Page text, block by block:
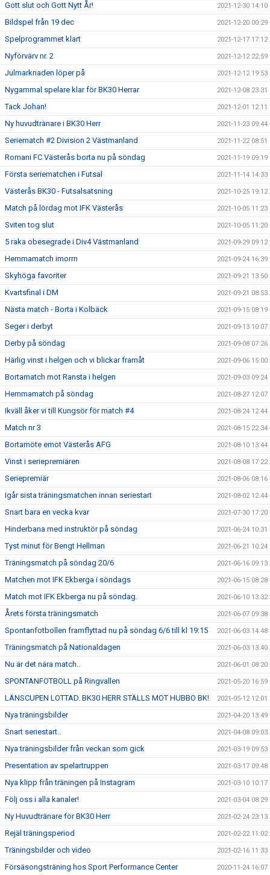
Gott slut och Gott Nytt År! 2021-12-30 14:10
Bildspel från 19 dec 2021-12-20 00:29
Spelprogrammet klart 2021-12-17 17:12
Nyförvärv nr. 2 2021-12-12 22:59
Julmarknaden löper på 2021-12-12 19:53
Nygammal spelare klar för BK30 Herrar 2021-12-08 23:31
Tack Johan! 2021-12-01 12:11
Ny huvudtränare i BK30 Herr 2021-11-23 09:44
Seriematch #2 Division 2 Västmanland 2021-11-22 08:51
Romani FC Västerås borta nu på söndag 2021-11-19 09:19
Första seriematchen i Futsal 2021-11-14 14:33
Västerås BK30 - Futsalsatsning 2021-10-25 19:12
Match på lördag mot IFK Västerås 2021-10-05 11:23
Sviten tog slut 2021-10-05 11:20
5 raka obesegrade i Div4 Västmanland 2021-09-29 09:12
Hemmamatch imorrn 2021-09-24 16:39
Skyhöga favoriter 2021-09-21 13:50
Kvartsfinal i DM 2021-09-21 08:53
Nästa match - Borta i Kolbäck 2021-09-15 08:19
Seger i derbyt 2021-09-13 10:07
Derby på söndag 2021-09-08 07:26
Härlig vinst i helgen och vi blickar framåt 2021-09-06 15:00
Bortamatch mot Ransta i helgen 2021-09-03 09:24
Hemmamatch på söndag 2021-08-27 12:07
Ikväll åker vi till Kungsör för match #4 2021-08-24 12:44
Match nr 3 2021-08-15 22:34
Bortamöte emot Västerås AFG 2021-08-10 13:44
Vinst i seriepremiären 2021-08-08 17:22
Seriepremiär 2021-08-06 08:16
Igår sista träningsmatchen innan seriestart 2021-08-02 12:44
Snart bara en vecka kvar 2021-07-30 17:20
Hinderbana med instruktör på söndag 2021-06-24 10:31
Tyst minut för Bengt Hellman 2021-06-21 10:24
Träningsmatch på söndag 20/6 2021-06-16 09:13
Matchen mot IFK Ekberga i söndags 2021-06-15 08:28
Match mot IFK Ekberga nu på söndag. 2021-06-10 13:32
Årets första träningsmatch 2021-06-07 09:38
Spontanfotbollen framflyttad nu på söndag 6/6 till kl 19:15 2021-06-03 14:48
Träningsmatch på Nationaldagen 2021-06-03 13:40
Nu är det nära match.. 2021-06-01 08:20
SPONTANFOTBOLL på Ringvallen 2021-05-20 16:59
LÄNSCUPEN LOTTAD. BK30 HERR STÄLLS MOT HUBBO BK! 2021-05-12 12:01
Nya träningsbilder 2021-04-20 13:49
Snart seriestart.. 2021-04-08 09:03
Nya träningsbilder från veckan som gick 2021-03-19 09:53
Presentation av spelartruppen 2021-03-17 09:48
Nya klipp från träningen på Instagram 2021-03-10 10:17
Följ oss i alla kanaler! 2021-03-04 08:29
Ny Huvudtränare för BK30 Herr 2021-02-24 23:13
Rejäl träningsperiod 2021-02-22 11:02
Träningsbilder och video 2021-02-16 11:33
Försäsongsträning hos Sport Performance Center 2020-11-24 16:07